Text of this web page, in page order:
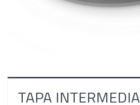
TAPA INTERMEDIA